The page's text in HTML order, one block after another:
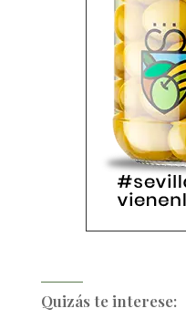
Quizás te interese: